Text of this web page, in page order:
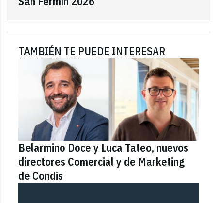
TAMBIÉN TE PUEDE INTERESAR
Belarmino Doce y Luca Tateo, nuevos
directores Comercial y de Marketing
de Condis